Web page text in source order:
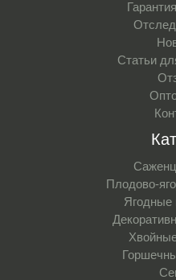
Статьи
Плодово-
Ягодные